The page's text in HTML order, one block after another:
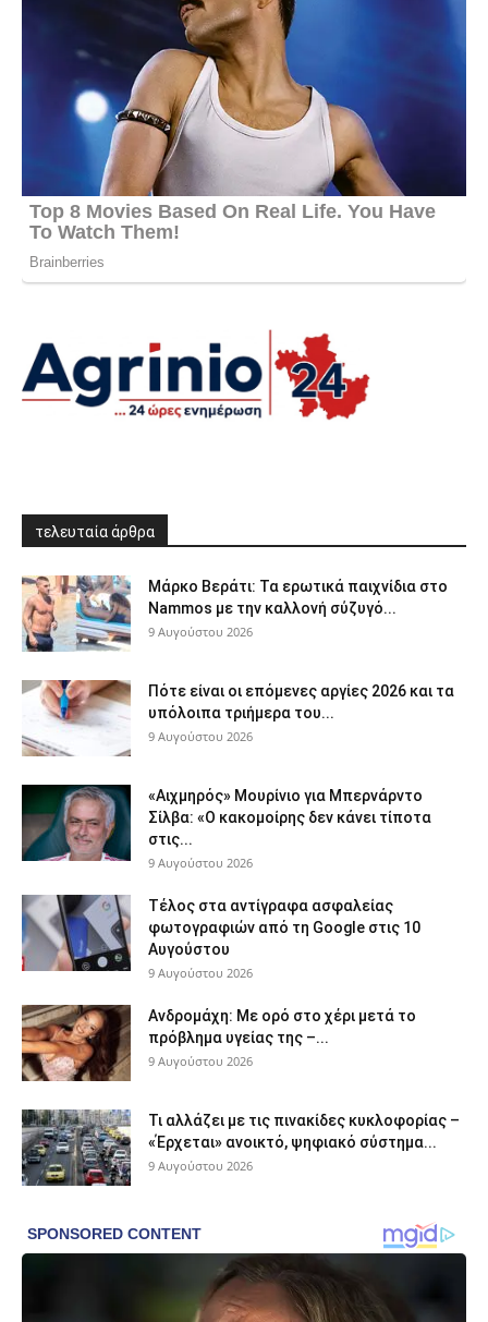
τελευταία άρθρα
Μάρκο Βεράτι: Τα ερωτικά παιχνίδια στο
Nammos με την καλλονή σύζυγό...
9 Αυγούστου 2026
Πότε είναι οι επόμενες αργίες 2026 και τα
υπόλοιπα τριήμερα του...
9 Αυγούστου 2026
«Αιχμηρός» Μουρίνιο για Μπερνάρντο
Σίλβα: «Ο κακομοίρης δεν κάνει τίποτα
στις...
9 Αυγούστου 2026
Τέλος στα αντίγραφα ασφαλείας
φωτογραφιών από τη Google στις 10
Αυγούστου
9 Αυγούστου 2026
Ανδρομάχη: Με ορό στο χέρι μετά το
πρόβλημα υγείας της –...
9 Αυγούστου 2026
Τι αλλάζει με τις πινακίδες κυκλοφορίας –
«Έρχεται» ανοικτό, ψηφιακό σύστημα...
9 Αυγούστου 2026